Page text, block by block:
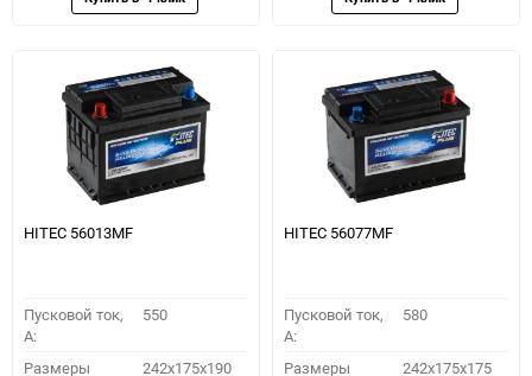
HITEC 56013MF
Пусковой ток,
A:
550
Размеры
242x175x190
HITEC 56077MF
Пусковой ток,
A:
580
Размеры
242x175x175